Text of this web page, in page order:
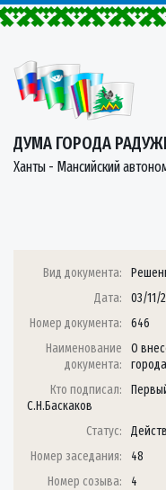
ДУМА ГОРОДА
Ханты - Мансийский
Вид документа:
Дата:
03/11/
Номер документа:
646
Наименование
документа:
О
Кто подписал:
С.Н.Баскаков
Статус:
Номер заседания:
48
Номер созыва:
4